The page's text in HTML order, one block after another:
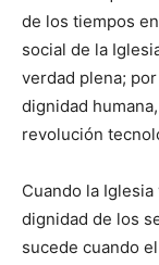
de los tiempos
social de la
verdad plena;
dignidad
revolución
Cuando la
dignidad de los
sucede cuando